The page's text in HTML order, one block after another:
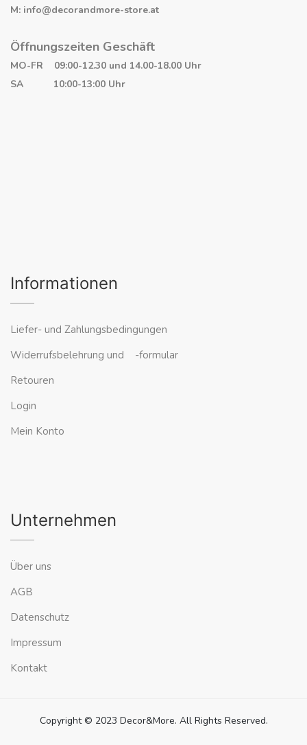
M: info@decorandmore-store.at
Öffnungszeiten Geschäft
MO-FR 09:00-12.30 und 14.00-18.00 Uhr
SA 10:00-13:00 Uhr
Informationen
Liefer- und Zahlungsbedingungen
Widerrufsbelehrung und -formular
Retouren
Login
Mein Konto
Unternehmen
Über uns
AGB
Datenschutz
Impressum
Kontakt
Copyright © 2023 Decor&More. All Rights Reserved.